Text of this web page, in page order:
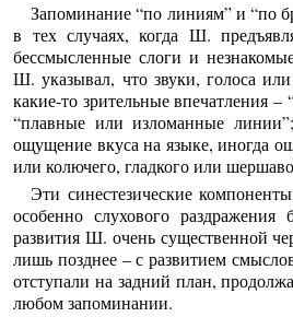
Запоминание “по линиям” и “по
в тех случаях, когда Ш.
бессмысленные слоги и
Ш. указывал, что звуки, голоса
какие-то зрительные впечатления
“плавные или изломанные
ощущение вкуса на языке, иногда
или колючего, гладкого или
Эти синестезические
особенно слухового
развития Ш. очень существенной
лишь позднее – с развитием
отступали на задний план,
любом запоминании.